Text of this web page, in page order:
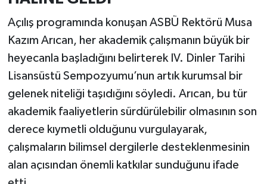
Açılış programında konuşan ASBÜ Rektörü Musa
Kazım Arıcan, her akademik çalışmanın büyük bir
heyecanla başladığını belirterek IV. Dinler Tarihi
Lisansüstü Sempozyumu’nun artık kurumsal bir
gelenek niteliği taşıdığını söyledi. Arıcan, bu tür
akademik faaliyetlerin sürdürülebilir olmasının son
derece kıymetli olduğunu vurgulayarak,
çalışmaların bilimsel dergilerle desteklenmesinin
alan açısından önemli katkılar sunduğunu ifade